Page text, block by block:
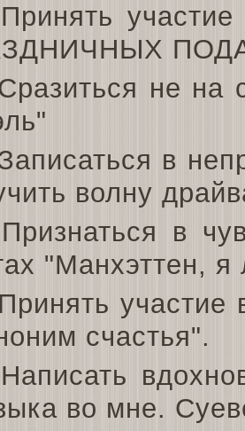
Принять
не на
в
волну
Признаться в
"Манхэттен,
Принять участие
счастья".
Написать
во мне.